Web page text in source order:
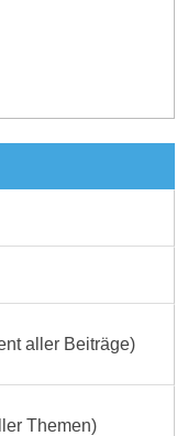
aller Beiträge)
Themen)